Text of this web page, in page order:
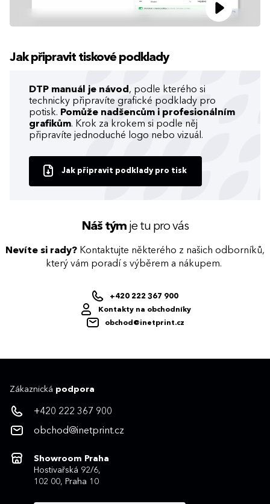
Jak připravit tiskové podklady
DTP manuál je návod , podle kterého si
technicky připravíte grafické podklady pro
potisk. Pomůže nadšencům i profesionálním
grafikům. Krok za krokem si podle něj
připravíte jednoduché logo nebo vizuál.
Jak připravit podklady pro tisk
Náš týmje tu pro vás
Nevíte si rady? Kontaktujte některého z našich odborníků,
který vám poradí s výběrem a nákupem.
+420 222 367 900
Kontakty na obchodníky
obchod@inetprint.cz
Zákaznická podpora
+420 222 367 900
obchod@inetprint.cz
Showroom Praha
Hostivařská 92/6,
102 00, Praha 10